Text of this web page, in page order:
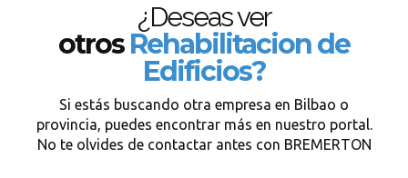
¿Deseas ver
otrosRehabilitacion de
Edificios?
Si estás buscando otra empresa en Bilbao o
provincia, puedes encontrar más en nuestro portal.
No te olvides de contactar antes con BREMERTON